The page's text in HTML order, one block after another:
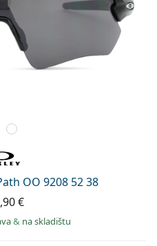
OO 9208 52 38
€
& na skladištu